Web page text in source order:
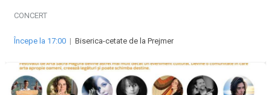
CONCERT
Începe la 17:00 | Biserica-cetate de la Prejmer